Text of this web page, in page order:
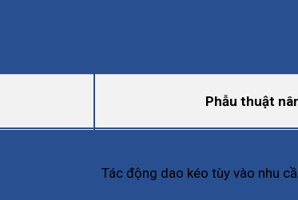
Phẫu thuật
Tác động dao kéo tùy vào nhu